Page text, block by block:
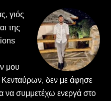
γιός
της
μου
Κενταύρων, δεν με άφησε
να συμμετέχω ενεργά στο